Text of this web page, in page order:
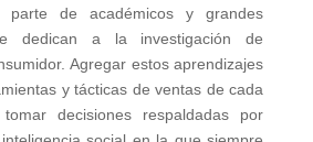
parte de académicos y grandes
dedican a la investigación de
Agregar estos aprendizajes
y tácticas de ventas de cada
decisiones respaldadas por